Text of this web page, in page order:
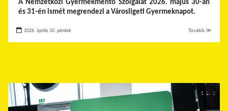
A Nemzetközi Gyermekmentő Szolgálat 2026. május 30-án
és 31-én ismét megrendezi a Városligeti Gyermeknapot.
2026. április 10. péntek Tovább ≫